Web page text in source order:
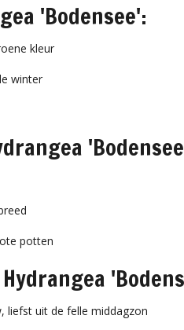
'Bodensee':
kleur
winter
potten
liefst uit de felle middagzon